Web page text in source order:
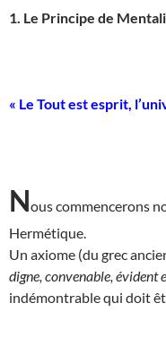
1. Le Principe de
« Le Tout est esprit,
Nous commencerons
Hermétique.
Un axiome (du grec
digne, convenable, évident
indémontrable qui doit